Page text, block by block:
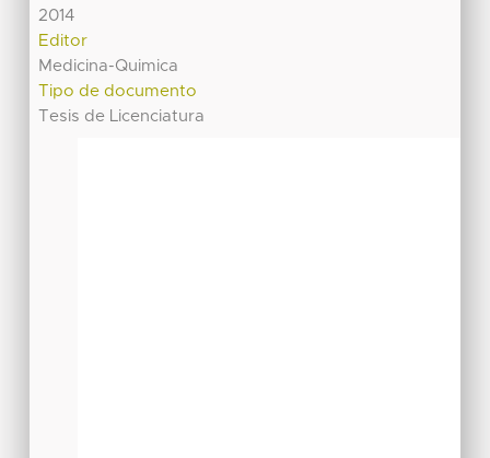
2014
Editor
Medicina-Quimica
Tipo de documento
Tesis de Licenciatura